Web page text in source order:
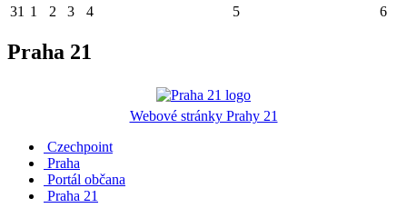
31 1 2 3 4 5 6
Praha 21
Webové stránky Prahy 21
Czechpoint
Praha
Portál občana
Praha 21